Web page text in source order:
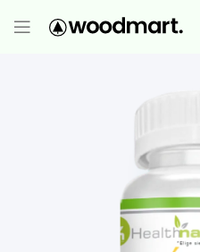
Premium-Compra
GRATIS